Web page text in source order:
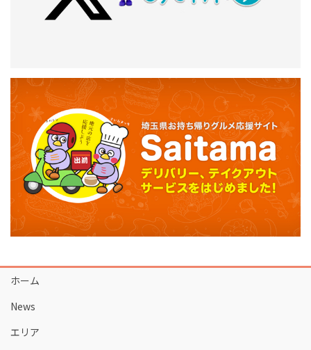
ホーム
News
エリア